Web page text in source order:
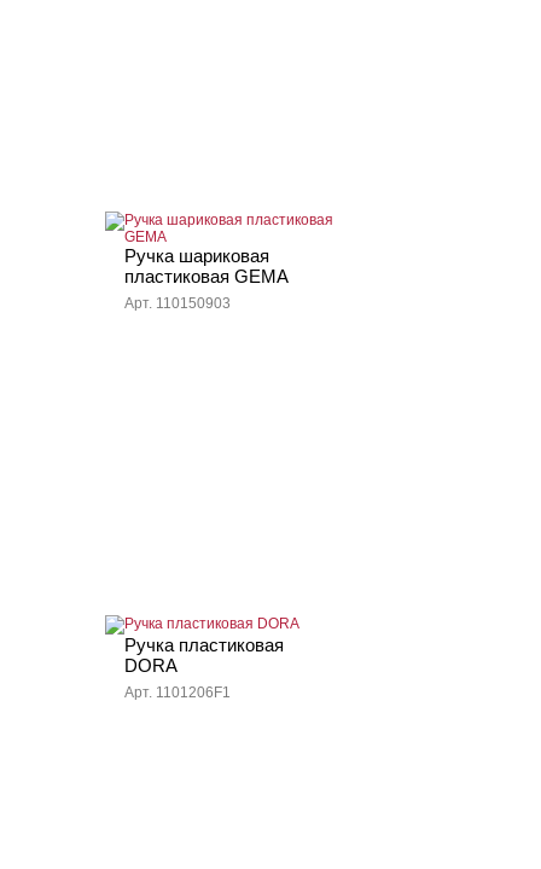
Ручка шариковая
пластиковая GEMA
Арт. 110150903
Ручка пластиковая
DORA
Арт. 1101206F1